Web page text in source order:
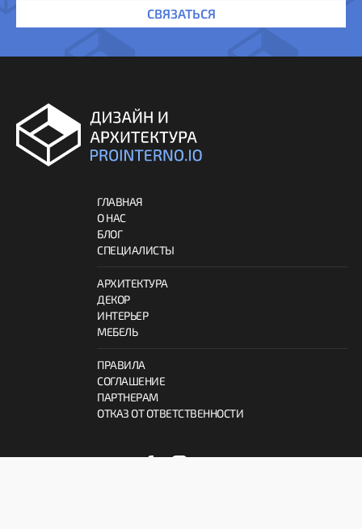
СВЯЗАТЬСЯ
ГЛАВНАЯ
О НАС
БЛОГ
СПЕЦИАЛИСТЫ
АРХИТЕКТУРА
ДЕКОР
ИНТЕРЬЕР
МЕБЕЛЬ
ПРАВИЛА
СОГЛАШЕНИЕ
ПАРТНЕРАМ
ОТКАЗ ОТ ОТВЕТСТВЕННОСТИ